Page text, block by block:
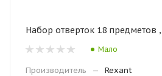
Набор отверток 18 предметов
Мало
Производитель —
Rexant